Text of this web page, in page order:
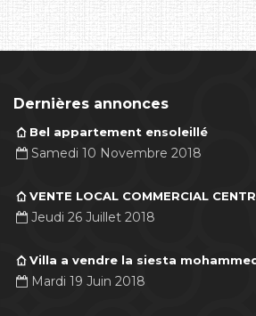
Dernières annonces
Bel appartement ensoleillé
Samedi 10 Novembre 2018
VENTE LOCAL COMMERCIAL
Jeudi 26 Juillet 2018
Villa a vendre la siesta
Mardi 19 Juin 2018